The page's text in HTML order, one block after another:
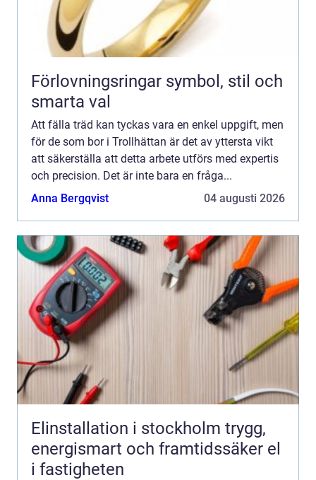
Förlovningsringar symbol, stil och
smarta val
Att fälla träd kan tyckas vara en enkel uppgift, men
för de som bor i Trollhättan är det av yttersta vikt
att säkerställa att detta arbete utförs med expertis
och precision. Det är inte bara en fråga...
Anna Bergqvist
04 augusti 2026
Elinstallation i stockholm trygg,
energismart och framtidssäker el
i fastigheten